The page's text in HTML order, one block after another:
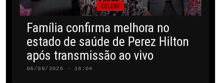
CELEBS
Família confirma melhora no
estado de saúde de Perez Hilton
após transmissão ao vivo
06/08/2026 · 16:04